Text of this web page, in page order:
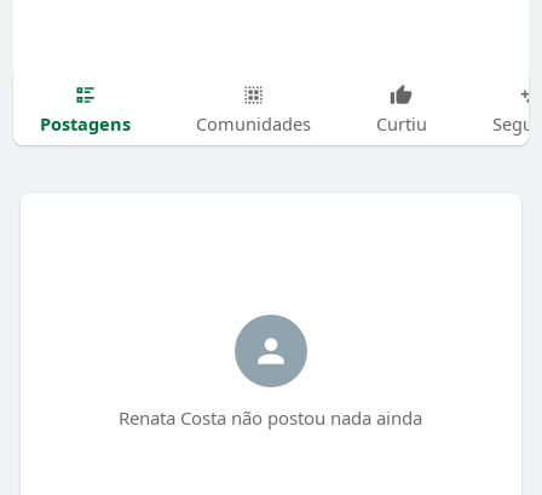
Postagens Comunidades Curtiu
Renata Costa não postou nada ainda